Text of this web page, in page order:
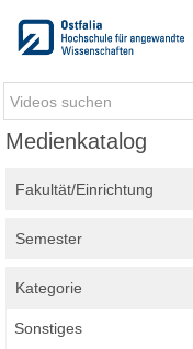
Medienkatalog
Fakultät/Einrichtung
Semester
Kategorie
Sonstiges